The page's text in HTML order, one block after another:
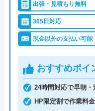
地域に精通したエリ
も含めて電話をして
駆け付けてくれます。
料金体系については
が、現地見積もり
ます。
明朗会計ですので、
出張・見積もり無料
365日対応
現金以外の支払い可能
おすすめポイ
24時間対応で早朝
HP限定割で作業料